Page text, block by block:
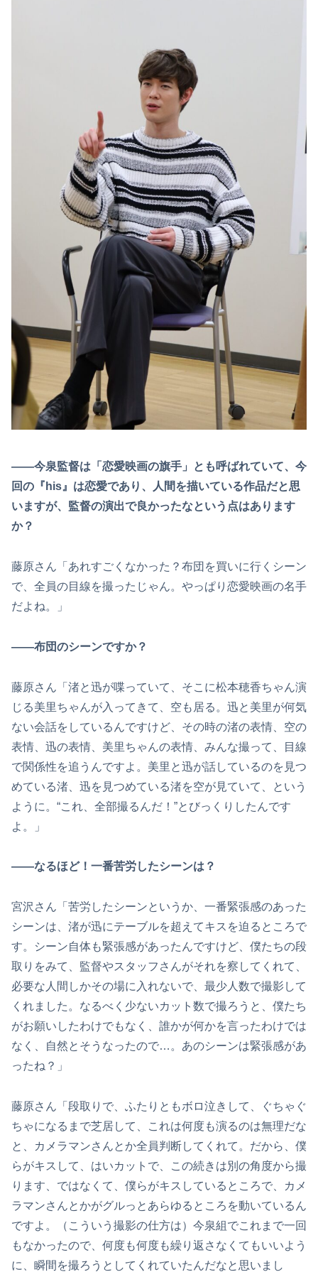
――今泉監督は「恋愛映画の旗手」とも呼ばれていて、今
回の『his』は恋愛であり、人間を描いている作品だと思
いますが、監督の演出で良かったなという点はあります
か？
藤原さん「あれすごくなかった？布団を買いに行くシーン
で、全員の目線を撮ったじゃん。やっぱり恋愛映画の名手
だよね。」
――布団のシーンですか？
藤原さん「渚と迅が喋っていて、そこに松本穂香ちゃん演
じる美里ちゃんが入ってきて、空も居る。迅と美里が何気
ない会話をしているんですけど、その時の渚の表情、空の
表情、迅の表情、美里ちゃんの表情、みんな撮って、目線
で関係性を追うんですよ。美里と迅が話しているのを見つ
めている渚、迅を見つめている渚を空が見ていて、という
ように。“これ、全部撮るんだ！”とびっくりしたんです
よ。」
――なるほど！一番苦労したシーンは？
宮沢さん「苦労したシーンというか、一番緊張感のあった
シーンは、渚が迅にテーブルを超えてキスを迫るところで
す。シーン自体も緊張感があったんですけど、僕たちの段
取りをみて、監督やスタッフさんがそれを察してくれて、
必要な人間しかその場に入れないで、最少人数で撮影して
くれました。なるべく少ないカット数で撮ろうと、僕たち
がお願いしたわけでもなく、誰かが何かを言ったわけでは
なく、自然とそうなったので…。あのシーンは緊張感があ
ったね？」
藤原さん「段取りで、ふたりともボロ泣きして、ぐちゃぐ
ちゃになるまで芝居して、これは何度も演るのは無理だな
と、カメラマンさんとか全員判断してくれて。だから、僕
らがキスして、はいカットで、この続きは別の角度から撮
ります、ではなくて、僕らがキスしているところで、カメ
ラマンさんとかがグルっとあらゆるところを動いているん
ですよ。（こういう撮影の仕方は）今泉組でこれまで一回
もなかったので、何度も何度も繰り返さなくてもいいよう
に、瞬間を撮ろうとしてくれていたんだなと思いまし